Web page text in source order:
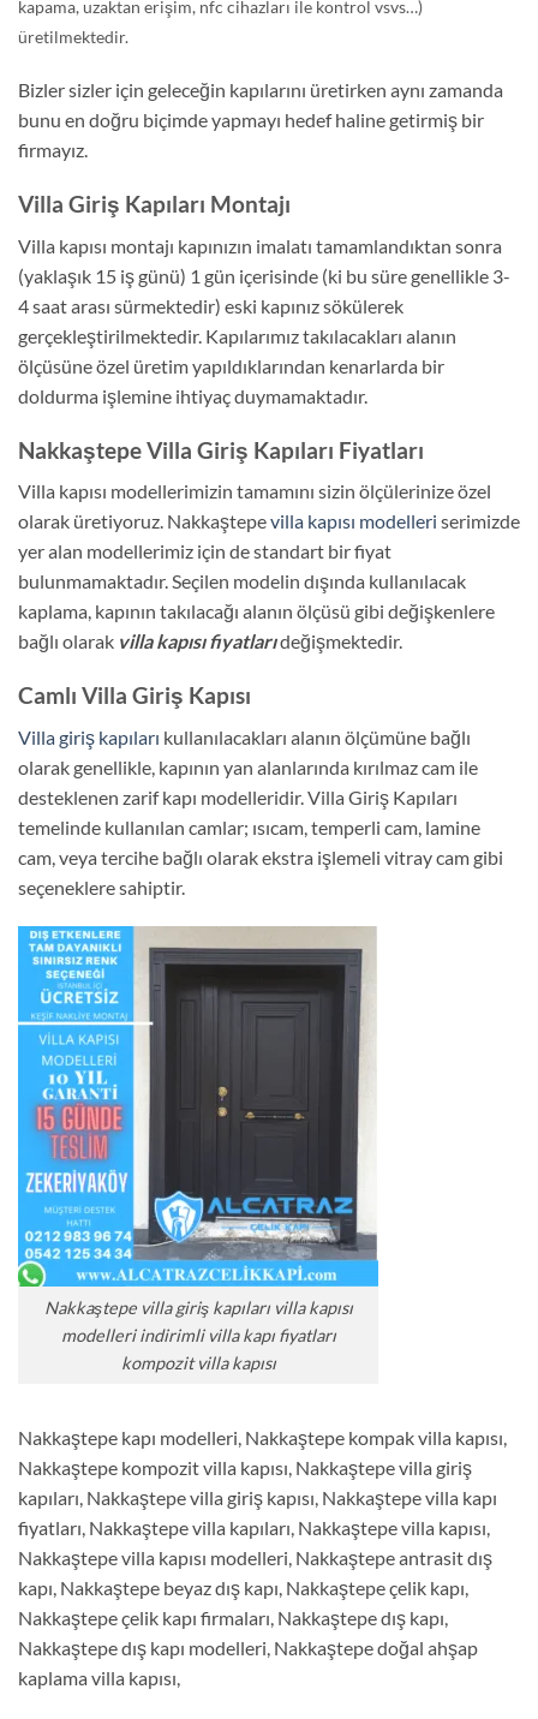
kapama, uzaktan erişim, nfc cihazları ile kontrol vsvs…)
üretilmektedir.
Bizler sizler için geleceğin kapılarını üretirken aynı zamanda
bunu en doğru biçimde yapmayı hedef haline getirmiş bir
firmayız.
Villa Giriş Kapıları Montajı
Villa kapısı montajı kapınızın imalatı tamamlandıktan sonra
(yaklaşık 15 iş günü) 1 gün içerisinde (ki bu süre genellikle 3-
4 saat arası sürmektedir) eski kapınız sökülerek
gerçekleştirilmektedir. Kapılarımız takılacakları alanın
ölçüsüne özel üretim yapıldıklarından kenarlarda bir
doldurma işlemine ihtiyaç duymamaktadır.
Nakkaştepe Villa Giriş Kapıları Fiyatları
Villa kapısı modellerimizin tamamını sizin ölçülerinize özel
olarak üretiyoruz. Nakkaştepevilla kapısı modelleri serimizde
yer alan modellerimiz için de standart bir fiyat
bulunmamaktadır. Seçilen modelin dışında kullanılacak
kaplama, kapının takılacağı alanın ölçüsü gibi değişkenlere
bağlı olarak villa kapısı fiyatlarıdeğişmektedir.
Camlı Villa Giriş Kapısı
Villa giriş kapıları kullanılacakları alanın ölçümüne bağlı
olarak genellikle, kapının yan alanlarında kırılmaz cam ile
desteklenen zarif kapı modelleridir. Villa Giriş Kapıları
temelinde kullanılan camlar; ısıcam, temperli cam, lamine
cam, veya tercihe bağlı olarak ekstra işlemeli vitray cam gibi
seçeneklere sahiptir.
Nakkaştepe villa giriş kapıları villa kapısı
modelleri indirimli villa kapı fiyatları
kompozit villa kapısı
Nakkaştepe kapı modelleri, Nakkaştepe kompak villa kapısı,
Nakkaştepe kompozit villa kapısı, Nakkaştepe villa giriş
kapıları, Nakkaştepe villa giriş kapısı, Nakkaştepe villa kapı
fiyatları, Nakkaştepe villa kapıları, Nakkaştepe villa kapısı,
Nakkaştepe villa kapısı modelleri, Nakkaştepe antrasit dış
kapı, Nakkaştepe beyaz dış kapı, Nakkaştepe çelik kapı,
Nakkaştepe çelik kapı firmaları, Nakkaştepe dış kapı,
Nakkaştepe dış kapı modelleri, Nakkaştepe doğal ahşap
kaplama villa kapısı,